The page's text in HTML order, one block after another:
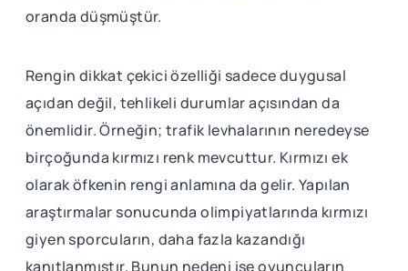
oranda düşmüştür.
Rengin dikkat çekici özelliği sadece duygusal
açıdan değil, tehlikeli durumlar açısından da
önemlidir. Örneğin; trafik levhalarının neredeyse
birçoğunda kırmızı renk mevcuttur. Kırmızı ek
olarak öfkenin rengi anlamına da gelir. Yapılan
araştırmalar sonucunda olimpiyatlarında kırmızı
giyen sporcuların, daha fazla kazandığı
kanıtlanmıştır. Bunun nedeni ise oyuncuların